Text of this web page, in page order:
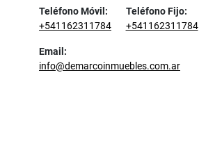
Teléfono Móvil:
+541162311784
Teléfono Fijo:
+541162311784
Email:
info@demarcoinmuebles.com.ar